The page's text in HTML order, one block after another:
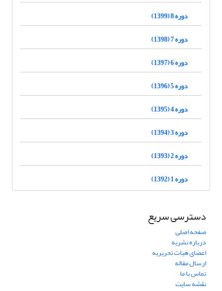
دوره 8 (1399)
دوره 7 (1398)
دوره 6 (1397)
دوره 5 (1396)
دوره 4 (1395)
دوره 3 (1394)
دوره 2 (1393)
دوره 1 (1392)
دسترسی سریع
صفحه اصلی
درباره نشریه
اعضای هیات تحریریه
ارسال مقاله
تماس با ما
نقشه سایت